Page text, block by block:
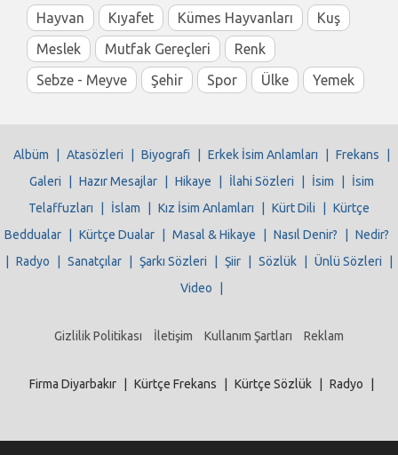
Hayvan
Kıyafet Kümes Hayvanları
Kuş
Meslek
Mutfak Gereçleri
Renk
Sebze - Meyve
Şehir Spor Ülke Yemek
Albüm Atasözleri Biyografi Erkek İsim Anlamları Frekans
Galeri
Hazır Mesajlar Hikaye İlahi Sözleri İsim
İsim
Telaffuzları
İslam Kız İsim Anlamları Kürt Dili
Kürtçe
Beddualar
Kürtçe Dualar Masal & Hikaye Nasıl Denir?
Nedir?
Radyo Sanatçılar Şarkı Sözleri Şiir Sözlük Ünlü Sözleri
Video
Gizlilik Politikası İletişim Kullanım Şartları Reklam
Firma Diyarbakır Kürtçe Frekans Kürtçe Sözlük Radyo